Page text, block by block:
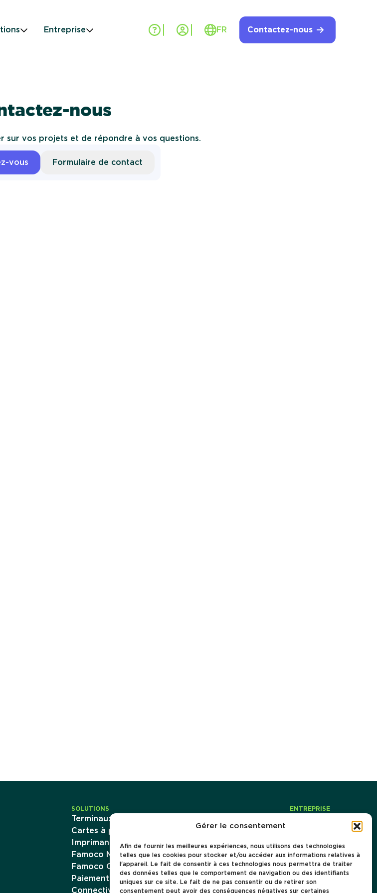
Gérer le consentement
Afin de fournir les meilleures expériences, nous utilisons des technologies
telles que les cookies pour stocker et/ou accéder aux informations relatives à
l'appareil. Le fait de consentir à ces technologies nous permettra de traiter
des données telles que le comportement de navigation ou des identifiants
uniques sur ce site. Le fait de ne pas consentir ou de retirer son
consentement peut avoir des conséquences négatives sur certaines
Entreprise Help MDM FR Contactez-nous
nous
sur vos projets et de répondre à vos questions.
vous Formulaire de contact
SOLUTIONS
Terminaux mobiles
Cartes à puce
Imprimantes d’émission instantanée
Famoco Management Suite
Famoco OS
Paiement
Connectivité
ENTREPRISE
Ressources
Cas clients